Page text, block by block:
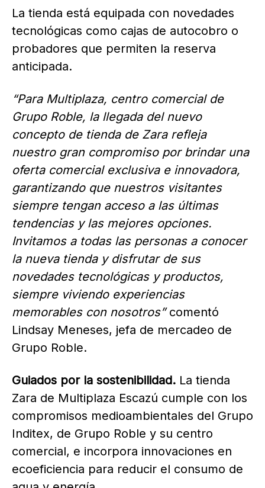
La tienda está equipada con novedades
tecnológicas como cajas de autocobro o
probadores que permiten la reserva
anticipada.
“Para Multiplaza, centro comercial de
Grupo Roble, la llegada del nuevo
concepto de tienda de Zara refleja
nuestro gran compromiso por brindar una
oferta comercial exclusiva e innovadora,
garantizando que nuestros visitantes
siempre tengan acceso a las últimas
tendencias y las mejores opciones.
Invitamos a todas las personas a conocer
la nueva tienda y disfrutar de sus
novedades tecnológicas y productos,
siempre viviendo experiencias
memorables con nosotros”comentó
Lindsay Meneses, jefa de mercadeo de
Grupo Roble.
Guiados por la sostenibilidad. La tienda
Zara de Multiplaza Escazú cumple con los
compromisos medioambientales del Grupo
Inditex, de Grupo Roble y su centro
comercial, e incorpora innovaciones en
ecoeficiencia para reducir el consumo de